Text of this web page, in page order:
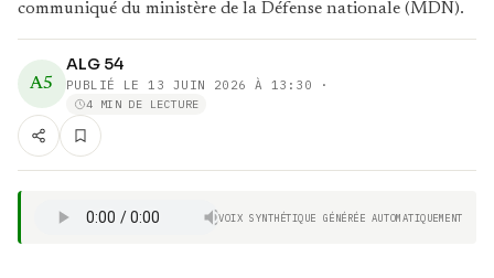
communiqué du ministère de la Défense nationale (MDN).
A5
ALG 54
PUBLIÉ LE 13 JUIN 2026 À 13:30 ·
4 MIN DE LECTURE
VOIX SYNTHÉTIQUE GÉNÉRÉE AUTOMATIQUEMENT